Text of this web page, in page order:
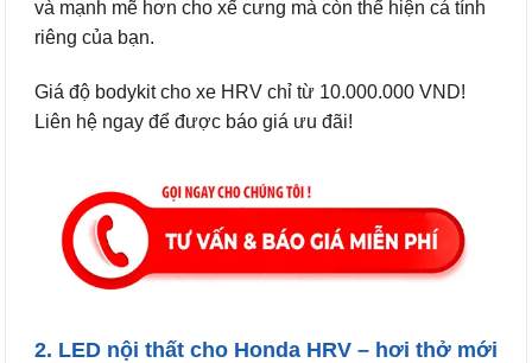
và mạnh mẽ hơn cho xế cưng mà còn thể hiện cá tính
riêng của bạn.
Giá độ bodykit cho xe HRV chỉ từ 10.000.000 VND!
Liên hệ ngay để được báo giá ưu đãi!
2. LED nội thất cho Honda HRV – hơi thở mới